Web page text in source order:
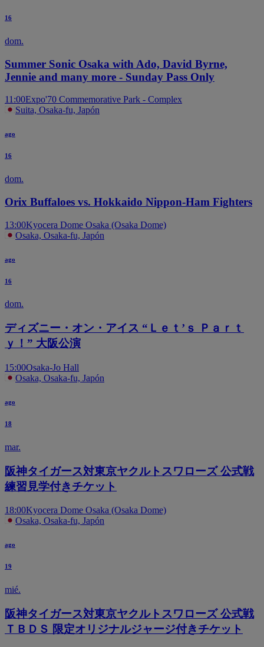
16
dom.
Summer Sonic Osaka with Ado, David Byrne,
Jennie and many more - Sunday Pass Only
11:00Expo'70 Commemorative Park - Complex
Suita, Osaka-fu, Japón
ago
16
dom.
Orix Buffaloes vs. Hokkaido Nippon-Ham Fighters
13:00Kyocera Dome Osaka (Osaka Dome)
Osaka, Osaka-fu, Japón
ago
16
dom.
ディズニー・オン・アイス “Ｌｅｔ’ｓ Ｐａｒｔ
ｙ！” 大阪公演
15:00Osaka-Jo Hall
Osaka, Osaka-fu, Japón
ago
18
mar.
阪神タイガース対東京ヤクルトスワローズ 公式戦
練習見学付きチケット
18:00Kyocera Dome Osaka (Osaka Dome)
Osaka, Osaka-fu, Japón
ago
19
mié.
阪神タイガース対東京ヤクルトスワローズ 公式戦
ＴＢＤＳ 限定オリジナルジャージ付きチケット